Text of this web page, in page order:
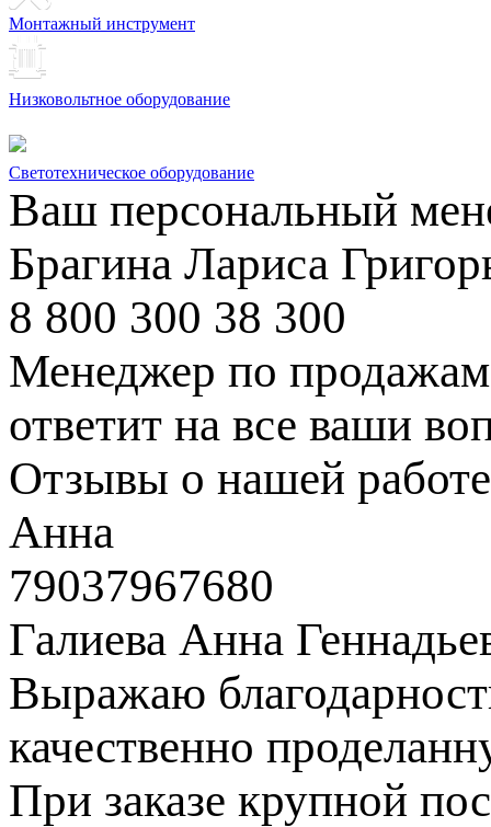
Монтажный инструмент
Низковольтное оборудование
Светотехническое оборудование
Ваш персональный
Брагина Лариса
8 800 300 38 300
Менеджер по продажам
ответит на все ваши
Отзывы о нашей работе
Анна
79037967680
Галиева Анна
Выражаю
качественно
При заказе крупной